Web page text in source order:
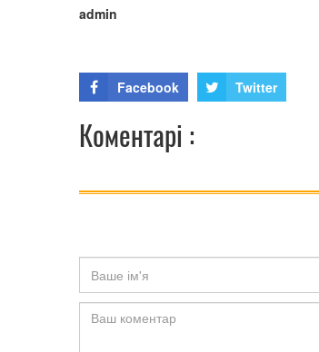
admin
Facebook Twitter
Коментарі :